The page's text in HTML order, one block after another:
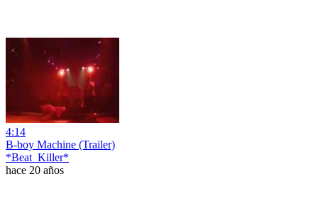
4:14
B-boy Machine (Trailer)
*Beat_Killer*
hace 20 años